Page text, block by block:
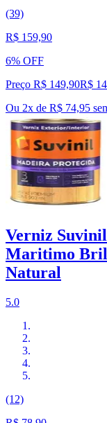
(39)
R$ 159,90
6% OFF
Preço R$ 149,90R$
Ou 2x de R$ 74,95
Verniz
Maritimo
Natural
5.0
(12)